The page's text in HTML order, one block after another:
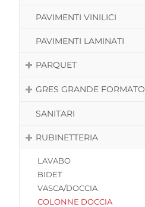
PAVIMENTI VINILICI
PAVIMENTI LAMINATI
PARQUET
GRES GRANDE FORMATO
SANITARI
RUBINETTERIA
LAVABO
BIDET
VASCA/DOCCIA
COLONNE DOCCIA